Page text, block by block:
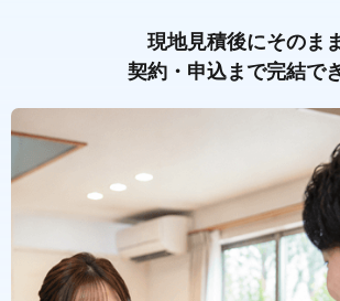
現地見積後にそのま
契約・申込まで完結で